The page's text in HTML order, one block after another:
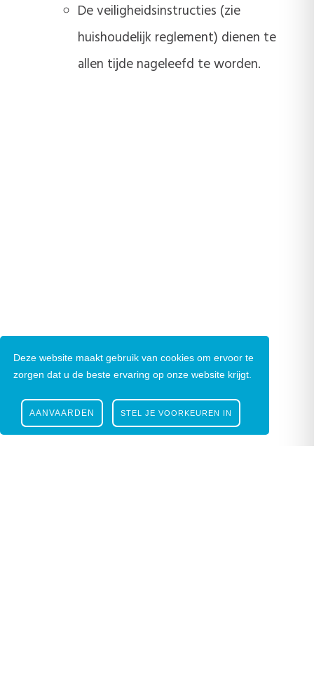
Deze website maakt gebruik van cookies om ervoor te
zorgen dat u de beste ervaring op onze website krijgt.
STEL JE VOORKEUREN IN
AANVAARDEN
De veiligheidsinstructies (zie
huishoudelijk reglement) dienen te
allen tijde nageleefd te worden.